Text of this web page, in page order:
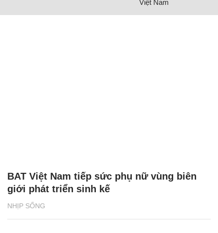
Việt Nam
NHỊP SỐNG
BAT Việt Nam tiếp sức phụ nữ vùng biên
giới phát triển sinh kế